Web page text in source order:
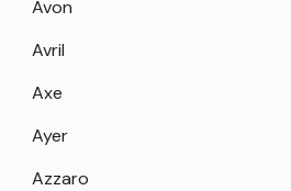
Avon
Avril
Axe
Ayer
Azzaro